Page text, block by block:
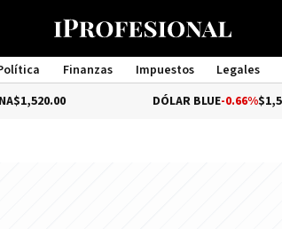
Finanzas Impuestos Legales
Management
DÓLAR BLUE-0.66%$1,530.00